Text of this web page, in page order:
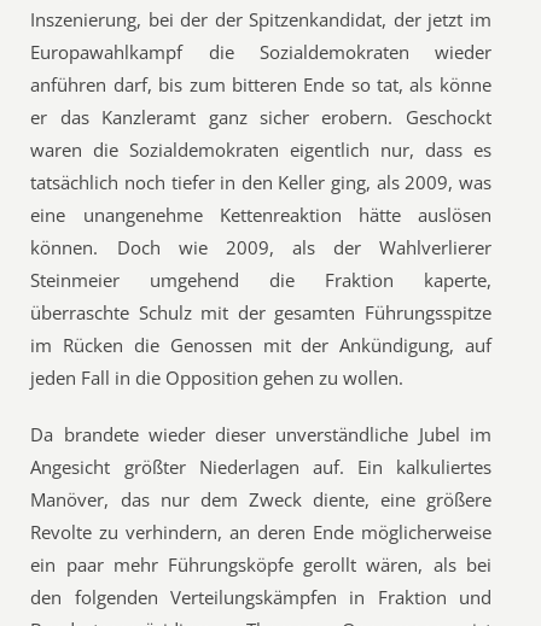
Inszenierung, bei der der Spitzenkandidat, der jetzt im
Europawahlkampf die Sozialdemokraten wieder
anführen darf, bis zum bitteren Ende so tat, als könne
er das Kanzleramt ganz sicher erobern. Geschockt
waren die Sozialdemokraten eigentlich nur, dass es
tatsächlich noch tiefer in den Keller ging, als 2009, was
eine unangenehme Kettenreaktion hätte auslösen
können. Doch wie 2009, als der Wahlverlierer
Steinmeier umgehend die Fraktion kaperte,
überraschte Schulz mit der gesamten Führungsspitze
im Rücken die Genossen mit der Ankündigung, auf
jeden Fall in die Opposition gehen zu wollen.
Da brandete wieder dieser unverständliche Jubel im
Angesicht größter Niederlagen auf. Ein kalkuliertes
Manöver, das nur dem Zweck diente, eine größere
Revolte zu verhindern, an deren Ende möglicherweise
ein paar mehr Führungsköpfe gerollt wären, als bei
den folgenden Verteilungskämpfen in Fraktion und